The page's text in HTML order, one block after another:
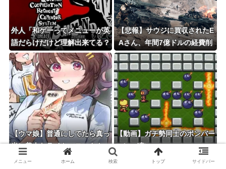
外人「和ゲーってメニューが英
語だらけだけど理解出来てる？
美的センスでわざとそうして
る？」
【悲報】サウジに買収されたE
Aさん、年間7億ドルの経費削
減+大規模レイオフ実施
【ウマ娘】普通にしてたら真っ
当に美人なライトハローさん。
（結局飲んでしまう）
【動画】ガチ勢同士のボンバー
マン、凄いｗｗｗｗｗｗｗｗｗ
ｗｗｗ
メニュー ホーム 検索 トップ サイドバー